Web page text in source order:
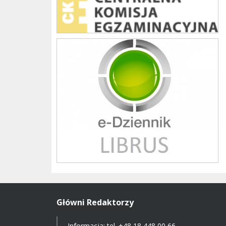
Librus szkoła
Główni Redaktorzy